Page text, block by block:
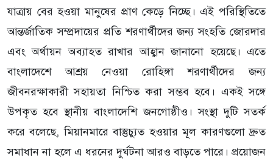
যাত্রায় বের হওয়া মানুষের প্রাণ কেড়ে নিচ্ছে। এই পরিস্থিতিতে
আন্তর্জাতিক সম্প্রদায়ের প্রতি শরণার্থীদের জন্য সংহতি জোরদার
এবং অর্থায়ন অব্যাহত রাখার আহ্বান জানানো হয়েছে। এতে
বাংলাদেশে আশ্রয় নেওয়া রোহিঙ্গা শরণার্থীদের জন্য
জীবনরক্ষাকারী সহায়তা নিশ্চিত করা সম্ভব হবে। একই সঙ্গে
উপকৃত হবে স্থানীয় বাংলাদেশি জনগোষ্ঠীও। সংস্থা দুটি সতর্ক
করে বলেছে, মিয়ানমারে বাস্তুচ্যুত হওয়ার মূল কারণগুলো দ্রুত
সমাধান না হলে এ ধরনের দুর্ঘটনা আরও বাড়তে পারে। প্রয়োজন